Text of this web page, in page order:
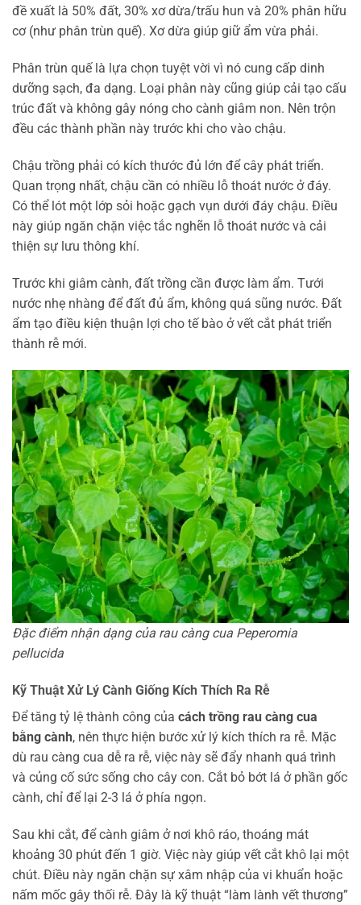
đề xuất là 50% đất, 30% xơ dừa/trấu hun và 20% phân hữu
cơ (như phân trùn quế). Xơ dừa giúp giữ ẩm vừa phải.
Phân trùn quế là lựa chọn tuyệt vời vì nó cung cấp dinh
dưỡng sạch, đa dạng. Loại phân này cũng giúp cải tạo cấu
trúc đất và không gây nóng cho cành giâm non. Nên trộn
đều các thành phần này trước khi cho vào chậu.
Chậu trồng phải có kích thước đủ lớn để cây phát triển.
Quan trọng nhất, chậu cần có nhiều lỗ thoát nước ở đáy.
Có thể lót một lớp sỏi hoặc gạch vụn dưới đáy chậu. Điều
này giúp ngăn chặn việc tắc nghẽn lỗ thoát nước và cải
thiện sự lưu thông khí.
Trước khi giâm cành, đất trồng cần được làm ẩm. Tưới
nước nhẹ nhàng để đất đủ ẩm, không quá sũng nước. Đất
ẩm tạo điều kiện thuận lợi cho tế bào ở vết cắt phát triển
thành rễ mới.
Đặc điểm nhận dạng của rau càng cua Peperomia
pellucida
Kỹ Thuật Xử Lý Cành Giống Kích Thích Ra Rễ
Để tăng tỷ lệ thành công của cách trồng rau càng cua
bằng cành, nên thực hiện bước xử lý kích thích ra rễ. Mặc
dù rau càng cua dễ ra rễ, việc này sẽ đẩy nhanh quá trình
và củng cố sức sống cho cây con. Cắt bỏ bớt lá ở phần gốc
cành, chỉ để lại 2-3 lá ở phía ngọn.
Sau khi cắt, để cành giâm ở nơi khô ráo, thoáng mát
khoảng 30 phút đến 1 giờ. Việc này giúp vết cắt khô lại một
chút. Điều này ngăn chặn sự xâm nhập của vi khuẩn hoặc
nấm mốc gây thối rễ. Đây là kỹ thuật “làm lành vết thương”